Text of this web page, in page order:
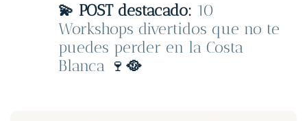
💫 POST destacado: 10
Workshops divertidos que no te
puedes perder en la Costa
Blanca 🍷 🥘